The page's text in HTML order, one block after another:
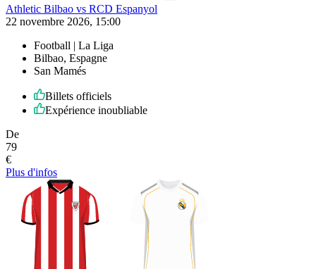
Athletic Bilbao vs RCD Espanyol
22 novembre 2026, 15:00
Football | La Liga
Bilbao, Espagne
San Mamés
Billets officiels
Expérience inoubliable
De
79
€
Plus d'infos